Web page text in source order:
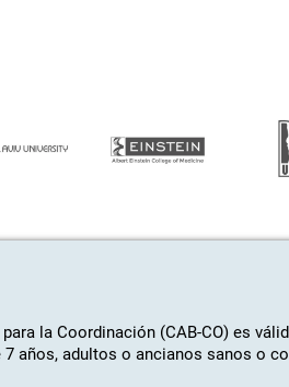
la Coordinación (CAB-CO) es
años, adultos o ancianos sanos o